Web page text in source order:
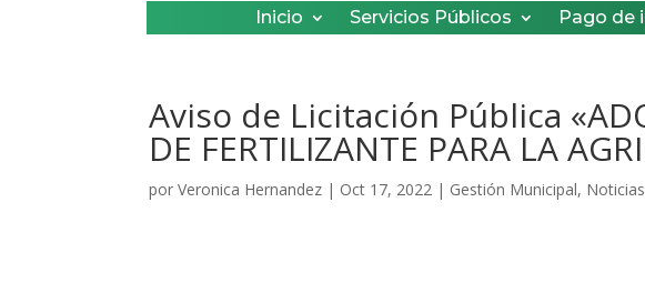
Inicio Servicios Públicos Pago de
Aviso de Licitación Pública
DE FERTILIZANTE PARA LA
porVeronica Hernandez | Oct 17, 2022 | Gestión Municipal, Noticias